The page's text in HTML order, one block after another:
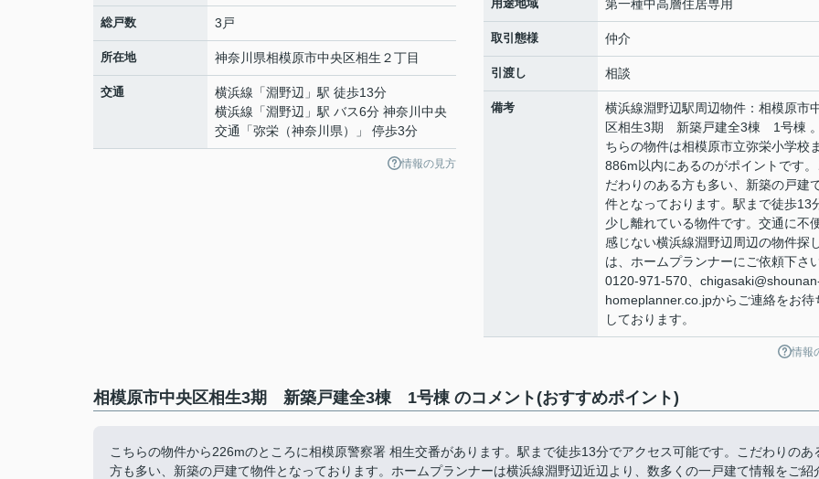
総戸数 3戸
所在地 神奈川県相模原市中央区相生 ２丁目
交通 横浜線 「淵野辺 」駅 徒歩13分
横浜線 「淵野辺 」駅 バス6分 神奈川中央
交通「弥栄（神奈川県）」 停歩3分
情報の見方
用途地域 第一種中高層住居専用
取引態様 仲介
引渡し 相談
備考
横浜線淵野辺駅周辺物件：相模原市
区相生3期 新築戸建全3棟 1号棟
ちらの物件は相模原市立弥栄小学校
886m以内にあるのがポイントです。
だわりのある方も多い、新築の戸建
件となっております。駅まで徒歩13
少し離れている物件です。交通に不
感じない横浜線淵野辺周辺の物件探
は、ホームプランナーにご依頼下さい
0120-971-570、
homeplanner.co.jpからご連絡をお待
しております。
情報
相模原市中央区相生3期 新築戸建全3棟 1号棟 のコメント(おすすめポイント)
こちらの物件から226mのところに相模原警察署 相生交番があります。駅まで徒歩13分でアクセス可能です。こだわりのあ
方も多い、新築の戸建て物件となっております。ホームプランナーは横浜線淵野辺近辺より、数多くの一戸建て情報をご紹